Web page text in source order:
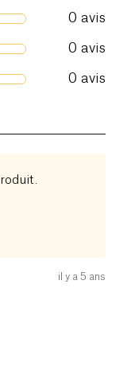
Pukka
individuel, tous
cannelle
graine de
0 avis
0 avis
0 avis
il y a 5 ans